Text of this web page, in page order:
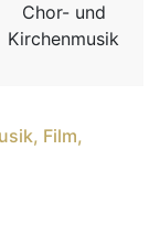
Chor- und
Kirchenmusik
Film,